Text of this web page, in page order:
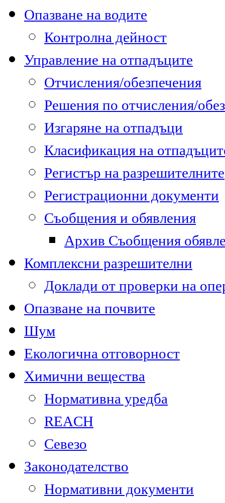
Опазване на водите
Контролна дейност
Управление на отпадъците
Отчисления/обезпечения
Решения по отчисления/
Изгаряне на отпадъци
Класификация на
Регистър на разрешителните
Регистрационни документи
Съобщения и обявления
Архив Съобщения
Комплексни разрешителни
Доклади от проверки на
Опазване на почвите
Шум
Екологична отговорност
Химични вещества
Нормативна уредба
REACH
Севезо
Законодателство
Нормативни документи